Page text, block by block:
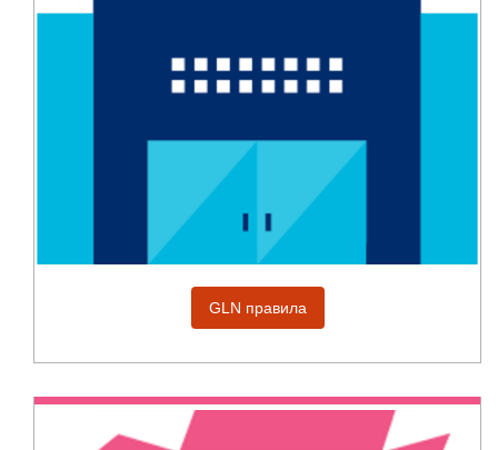
GLN правила